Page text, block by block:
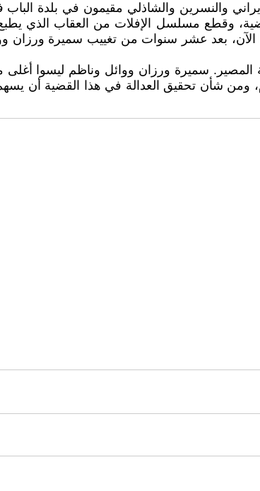
والنسرين والشاذلي مقيمون في بلدة
وقطع مسلسل الإفلات من العقاب الذي
الآن، بعد عشر سنوات من تغييب سميرة ورزان
سميرة ورزان ووائل وناظم ليسوا أغلى
ومن شأن تحقيق العدالة في هذا القضية أن